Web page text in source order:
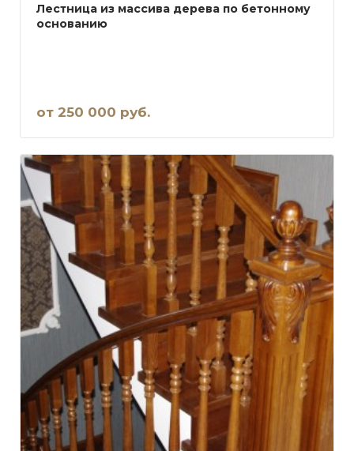
Лестница из массива дерева по бетонному
основанию
от 250 000 руб.